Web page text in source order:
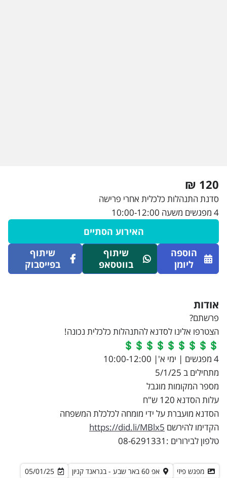
120 ₪
סדנת התנהלות כלכלית אחרי פרישה
4 מפגשים משעה 10:00-12:00
האירוע הסתיים
הוספה
ליומן
שיתוף
בווטסאפ
שיתוף
בפייסבוק
אודות
פרשתם?
הצטרפו אלינו לסדנא להתנהלות כלכלית נכונה!
💲💲💲💲💲💲💲💲💲
4 מפגשים | ימי א'| 10:00-12:00
מתחילים ב 5/1/25
מספר המקומות מוגבל
עלות הסדנא 120 ש"ח
הסדנא מועברת על ידי מומחה לכלכלת המשפחה
הקדימו להירשם https://did.li/MBlx5
טלפון לבירורים :08-6291331
מפגש פיזי אפ 60 באר שבע - בגראנד קניון
05/01/25